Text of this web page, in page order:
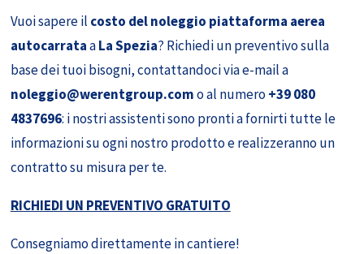
Vuoi sapere il costo del noleggio piattaforma aerea
autocarrataaLa Spezia? Richiedi un preventivo sulla
base dei tuoi bisogni, contattandoci via e-mail a
noleggio@werentgroup.como al numero+39 080
4837696: i nostri assistenti sono pronti a fornirti tutte le
informazioni su ogni nostro prodotto e realizzeranno un
contratto su misura per te.
RICHIEDI UN PREVENTIVO GRATUITO
Consegniamo direttamente in cantiere!